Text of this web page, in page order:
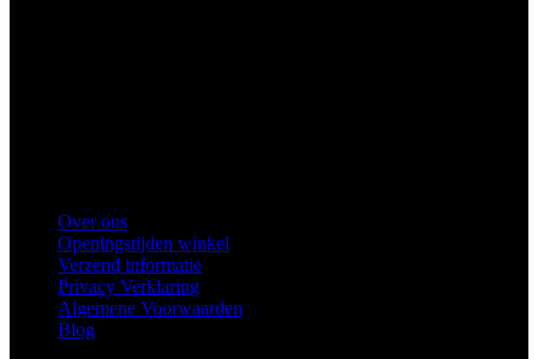
Over ons
Openingstijden winkel
Verzend informatie
Privacy Verklaring
Algemene Voorwaarden
Blog